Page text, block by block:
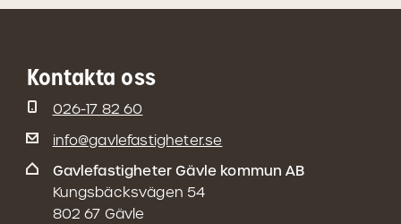
Kontakta oss
026-17 82 60
info@gavlefastigheter.se
Gavlefastigheter Gävle kommun AB
Kungsbäcksvägen 54
802 67 Gävle